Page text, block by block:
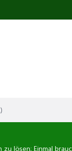
zu lösen; Einmal